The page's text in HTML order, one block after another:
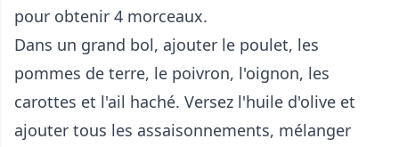
pour obtenir 4 morceaux.
Dans un grand bol, ajouter le poulet, les
pommes de terre, le poivron, l'oignon, les
carottes et l'ail haché. Versez l'huile d'olive et
ajouter tous les assaisonnements, mélanger